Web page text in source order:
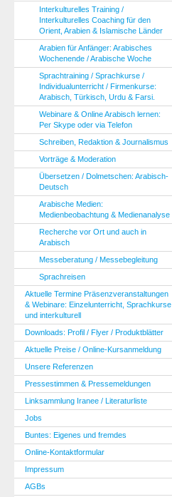
Interkulturelles Training /
Interkulturelles Coaching für den
Orient, Arabien & Islamische Länder
Arabien für Anfänger: Arabisches
Wochenende / Arabische Woche
Sprachtraining / Sprachkurse /
Individualunterricht / Firmenkurse:
Arabisch, Türkisch, Urdu & Farsi.
Webinare & Online Arabisch lernen:
Per Skype oder via Telefon
Schreiben, Redaktion & Journalismus
Vorträge & Moderation
Übersetzen / Dolmetschen: Arabisch-
Deutsch
Arabische Medien:
Medienbeobachtung & Medienanalyse
Recherche vor Ort und auch in
Arabisch
Messeberatung / Messebegleitung
Sprachreisen
Aktuelle Termine Präsenzveranstaltungen
& Webinare: Einzelunterricht, Sprachkurse
und interkulturell
Downloads: Profil / Flyer / Produktblätter
Aktuelle Preise / Online-Kursanmeldung
Unsere Referenzen
Pressestimmen & Pressemeldungen
Linksammlung Iranee / Literaturliste
Jobs
Buntes: Eigenes und fremdes
Online-Kontaktformular
Impressum
AGBs